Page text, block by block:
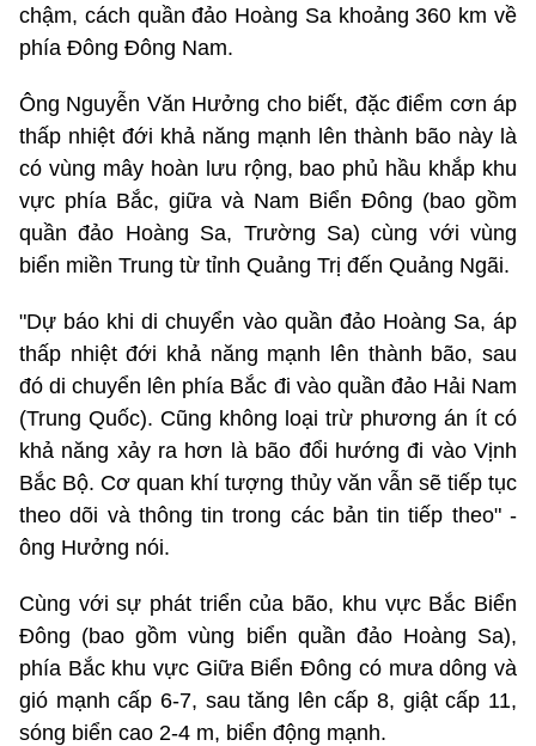
chậm, cách quần đảo Hoàng Sa khoảng 360 km về
phía Đông Đông Nam.
Ông Nguyễn Văn Hưởng cho biết, đặc điểm cơn áp
thấp nhiệt đới khả năng mạnh lên thành bão này là
có vùng mây hoàn lưu rộng, bao phủ hầu khắp khu
vực phía Bắc, giữa và Nam Biển Đông (bao gồm
quần đảo Hoàng Sa, Trường Sa) cùng với vùng
biển miền Trung từ tỉnh Quảng Trị đến Quảng Ngãi.
"Dự báo khi di chuyển vào quần đảo Hoàng Sa, áp
thấp nhiệt đới khả năng mạnh lên thành bão, sau
đó di chuyển lên phía Bắc đi vào quần đảo Hải Nam
(Trung Quốc). Cũng không loại trừ phương án ít có
khả năng xảy ra hơn là bão đổi hướng đi vào Vịnh
Bắc Bộ. Cơ quan khí tượng thủy văn vẫn sẽ tiếp tục
theo dõi và thông tin trong các bản tin tiếp theo" -
ông Hưởng nói.
Cùng với sự phát triển của bão, khu vực Bắc Biển
Đông (bao gồm vùng biển quần đảo Hoàng Sa),
phía Bắc khu vực Giữa Biển Đông có mưa dông và
gió mạnh cấp 6-7, sau tăng lên cấp 8, giật cấp 11,
sóng biển cao 2-4 m, biển động mạnh.